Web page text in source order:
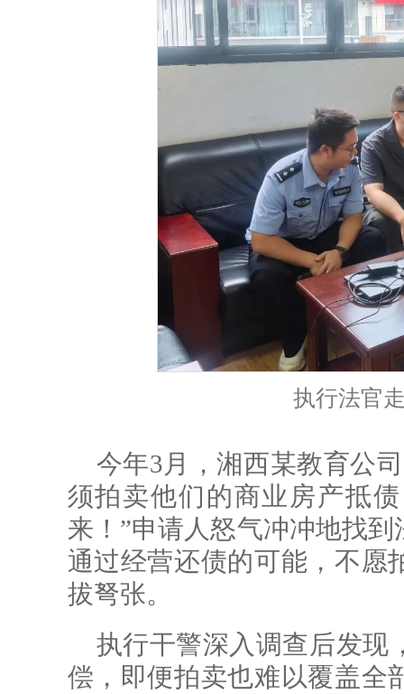
执行法官
今年3月，湘西某教育公
须拍卖他们的商业房产抵
来！”申请人怒气冲冲地找
通过经营还债的可能，不愿
拔弩张。
执行干警深入调查后发现
偿，即便拍卖也难以覆盖全